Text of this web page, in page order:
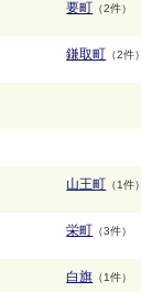
要町 （2件）
鎌取町 （2件）
山王町 （1件）
栄町 （3件）
白旗 （1件）